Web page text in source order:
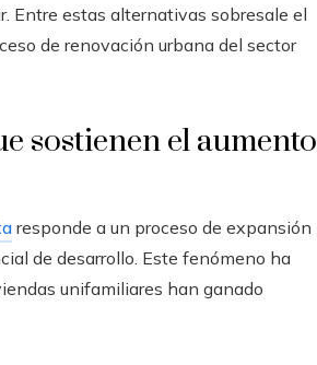
Entre estas alternativas sobresale el
de renovación urbana del sector
sostienen el aumento
responde a un proceso de expansión
de desarrollo. Este fenómeno ha
unifamiliares han ganado